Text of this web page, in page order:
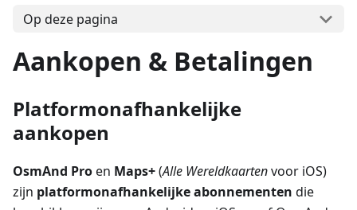
Op deze pagina
Aankopen & Betalingen
Platformonafhankelijke
aankopen
OsmAnd Proen Maps+(Alle Wereldkaartenvoor iOS)
zijn platformonafhankelijke abonnementen die